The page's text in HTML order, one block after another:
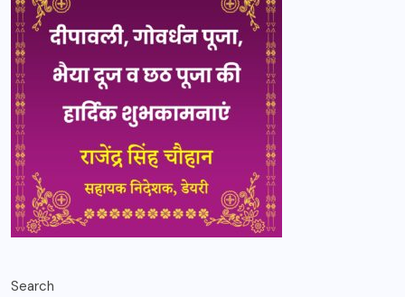
Search